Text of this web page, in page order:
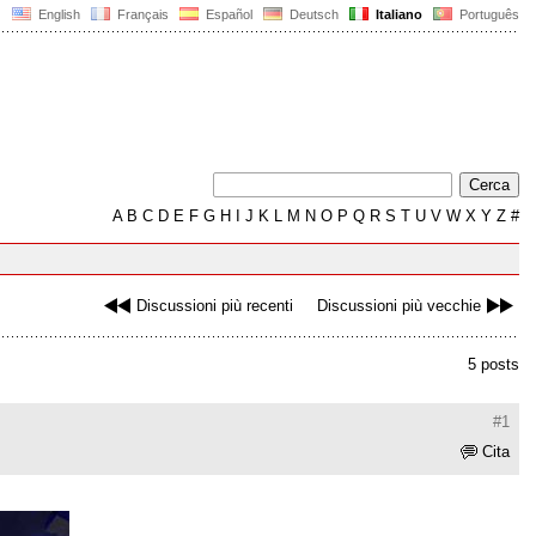
English Français Español Deutsch Italiano Português
AB C D E F G H J K L M N O P Q R S T U V W X Y Z #
Discussioni più recenti Discussioni più vecchie
5 posts
#1
Cita